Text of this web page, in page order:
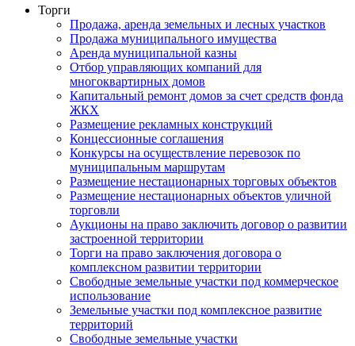
Торги
Продажа, аренда земельных и лесных участков
Продажа муниципального имущества
Аренда муниципальной казны
Отбор управляющих компаний для
многоквартирных домов
Капитальный ремонт домов за счет средств фонда
ЖКХ
Размещение рекламных конструкций
Концессионные соглашения
Конкурсы на осуществление перевозок по
муниципальным маршрутам
Размещение нестационарных торговых объектов
Размещение нестационарных объектов уличной
торговли
Аукционы на право заключить договор о развитии
застроенной территории
Торги на право заключения договора о
комплексном развитии территории
Свободные земельные участки под коммерческое
использование
Земельные участки под комплексное развитие
территорий
Свободные земельные участки